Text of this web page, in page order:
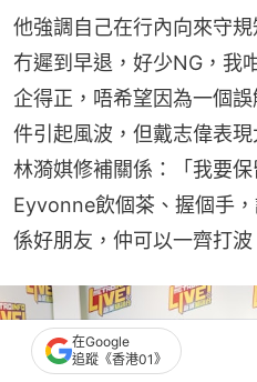
他強調自己在行內向來守
冇遲到早退，好少NG，我
企得正，唔希望因為一個
件引起風波，但戴志偉表
林漪娸修補關係：「我要
Eyvonne飲個茶、握個手
係好朋友，仲可以一齊打波
在Google
追蹤《香港01》